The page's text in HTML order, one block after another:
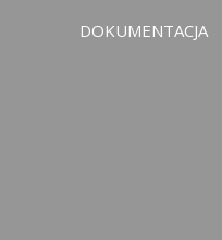
DOKUMENTACJA